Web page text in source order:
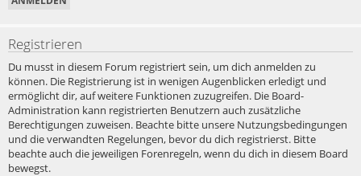
Registrieren
Du musst in diesem Forum registriert sein, um dich anmelden zu
können. Die Registrierung ist in wenigen Augenblicken erledigt und
ermöglicht dir, auf weitere Funktionen zuzugreifen. Die Board-
Administration kann registrierten Benutzern auch zusätzliche
Berechtigungen zuweisen. Beachte bitte unsere Nutzungsbedingungen
und die verwandten Regelungen, bevor du dich registrierst. Bitte
beachte auch die jeweiligen Forenregeln, wenn du dich in diesem Board
bewegst.